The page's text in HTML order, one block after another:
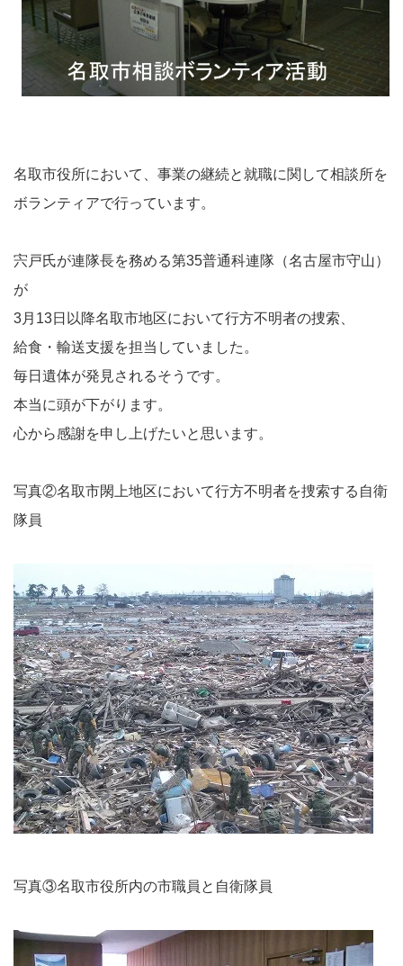
名取市役所において、事業の継続と就職に関して相談所を
ボランティアで行っています。
宍戸氏が連隊長を務める第35普通科連隊（名古屋市守山）
が
3月13日以降名取市地区において行方不明者の捜索、
給食・輸送支援を担当していました。
毎日遺体が発見されるそうです。
本当に頭が下がります。
心から感謝を申し上げたいと思います。
写真②名取市閖上地区において行方不明者を捜索する自衛
隊員
写真③名取市役所内の市職員と自衛隊員